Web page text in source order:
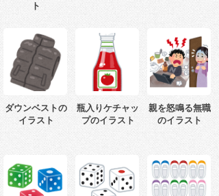
ト
ダウンベストの
イラスト
瓶入りケチャッ
プのイラスト
親を怒鳴る無職
のイラスト